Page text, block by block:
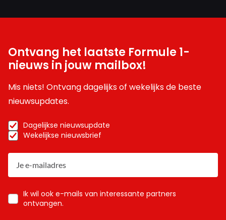
Ontvang het laatste Formule 1-
nieuws in jouw mailbox!
Mis niets! Ontvang dagelijks of wekelijks de beste
nieuwsupdates.
Dagelijkse nieuwsupdate
Wekelijkse nieuwsbrief
Ik wil ook e-mails van interessante partners
ontvangen.